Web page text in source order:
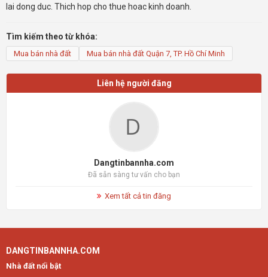
lai dong duc. Thich hop cho thue hoac kinh doanh.
Tìm kiếm theo từ khóa:
Mua bán nhà đất Mua bán nhà đất Quận 7, TP. Hồ Chí Minh
Liên hệ người đăng
Dangtinbannha.com
Đã sẵn sàng tư vấn cho bạn
Xem tất cả tin đăng
DANGTINBANNHA.COM
Nhà đất nổi bật